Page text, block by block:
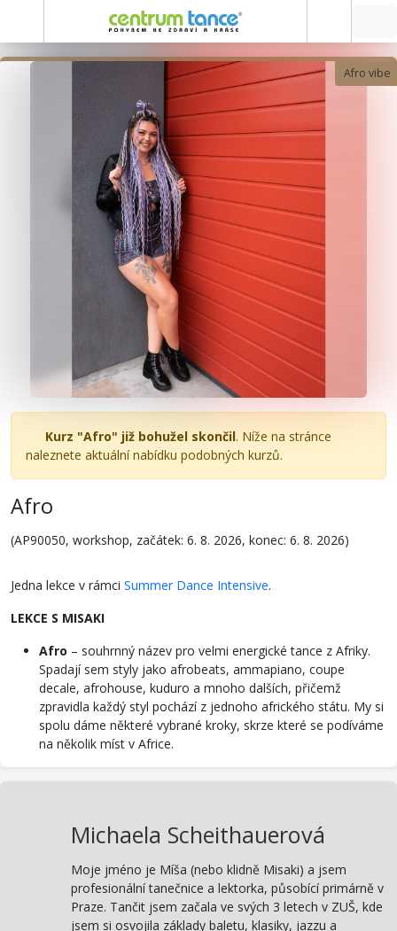
Afro vibe
Kurz "Afro" již bohužel skončil. Níže na stránce
naleznete aktuální nabídku podobných kurzů.
Afro
(AP90050, workshop, začátek: 6. 8. 2026, konec: 6. 8. 2026)
Jedna lekce v rámci Summer Dance Intensive.
LEKCE S MISAKI
Afro – souhrnný název pro velmi energické tance z Afriky.
Spadají sem styly jako afrobeats, ammapiano, coupe
decale, afrohouse, kuduro a mnoho dalších, přičemž
zpravidla každý styl pochází z jednoho afrického státu. My si
spolu dáme některé vybrané kroky, skrze které se podíváme
na několik míst v Africe.
Michaela Scheithauerová
Moje jméno je Míša (nebo klidně Misaki) a jsem
profesionální tanečnice a lektorka, působící primárně v
Praze. Tančit jsem začala ve svých 3 letech v ZUŠ, kde
jsem si osvojila základy baletu, klasiky, jazzu a